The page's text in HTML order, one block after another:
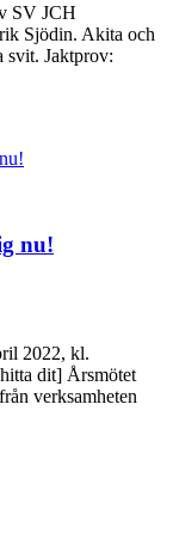
SV JCH
Sjödin. Akita och
svit. Jaktprov:
nu!
2022, kl.
dit] Årsmötet
verksamheten